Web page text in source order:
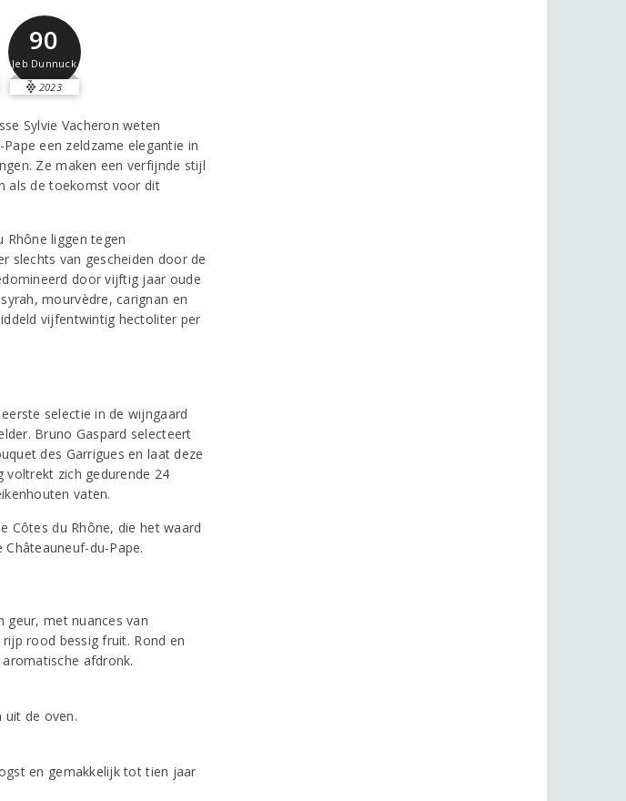
90
Jeb Dunnuck
2023
Sylvie Vacheron weten
een zeldzame elegantie in
Ze maken een verfijnde stijl
als de toekomst voor dit
Rhône liggen tegen
slechts van gescheiden door de
door vijftig jaar oude
mourvèdre, carignan en
vijfentwintig hectoliter per
selectie in de wijngaard
Bruno Gaspard selecteert
des Garrigues en laat deze
voltrekt zich gedurende 24
vaten.
Côtes du Rhône, die het waard
du-Pape.
geur, met nuances van
rood bessig fruit. Rond en
afdronk.
uit de oven.
en gemakkelijk tot tien jaar